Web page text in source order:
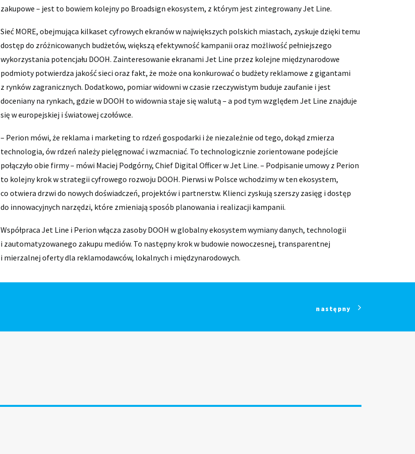
zakupowe – jest to bowiem kolejny po Broadsign ekosystem, z którym jest zintegrowany Jet Line.
Sieć MORE, obejmująca kilkaset cyfrowych ekranów w największych polskich miastach, zyskuje dzięki temu
dostęp do zróżnicowanych budżetów, większą efektywność kampanii oraz możliwość pełniejszego
wykorzystania potencjału DOOH. Zainteresowanie ekranami Jet Line przez kolejne międzynarodowe
podmioty potwierdza jakość sieci oraz fakt, że może ona konkurować o budżety reklamowe z gigantami
z rynków zagranicznych. Dodatkowo, pomiar widowni w czasie rzeczywistym buduje zaufanie i jest
doceniany na rynkach, gdzie w DOOH to widownia staje się walutą – a pod tym względem Jet Line znajduje
się w europejskiej i światowej czołówce.
– Perion mówi, że reklama i marketing to rdzeń gospodarki i że niezależnie od tego, dokąd zmierza
technologia, ów rdzeń należy pielęgnować i wzmacniać. To technologicznie zorientowane podejście
połączyło obie firmy – mówi Maciej Podgórny, Chief Digital Officer w Jet Line. – Podpisanie umowy z Perion
to kolejny krok w strategii cyfrowego rozwoju DOOH. Pierwsi w Polsce wchodzimy w ten ekosystem,
co otwiera drzwi do nowych doświadczeń, projektów i partnerstw. Klienci zyskują szerszy zasięg i dostęp
do innowacyjnych narzędzi, które zmieniają sposób planowania i realizacji kampanii.
Współpraca Jet Line i Perion włącza zasoby DOOH w globalny ekosystem wymiany danych, technologii
i zautomatyzowanego zakupu mediów. To następny krok w budowie nowoczesnej, transparentnej
i mierzalnej oferty dla reklamodawców, lokalnych i międzynarodowych.
następny